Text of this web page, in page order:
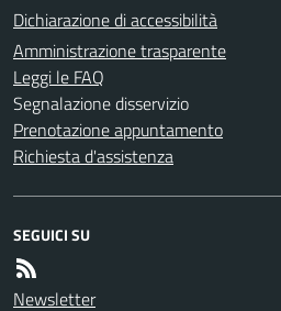
Dichiarazione di accessibilità
Amministrazione trasparente
Leggi le FAQ
Segnalazione disservizio
Prenotazione appuntamento
Richiesta d'assistenza
SEGUICI SU
Newsletter